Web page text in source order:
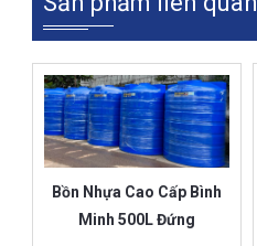
Bồn Nhựa Cao Cấp Bình
Minh 500L Đứng